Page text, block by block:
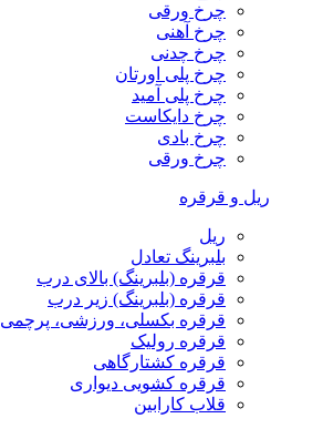
چرخ ورقی
چرخ آهنی
چرخ چدنی
چرخ پلی اورتان
چرخ پلی آمید
چرخ دایکاست
چرخ بادی
چرخ ورقی
ریل و قرقره
ریل
بلبرینگ تعادل
قرقره (بلبرینگ) بالای درب
قرقره (بلبرینگ) زیر درب
قرقره بکسلی، ورزشی، پرچمی
قرقره رولیک
قرقره کشتارگاهی
قرقره کشویی دیواری
قلاب کارابین